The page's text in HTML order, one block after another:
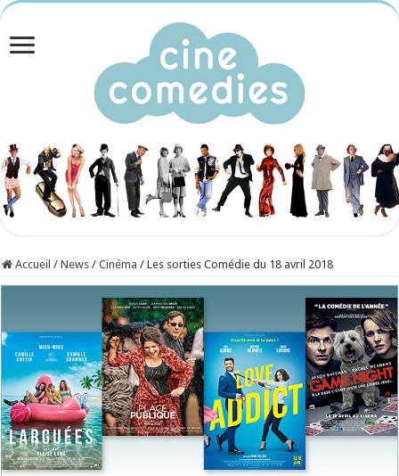
Accueil / News / Cinéma / Les sorties Comédie du 18 avril 2018